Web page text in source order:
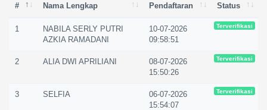
# Nama Lengkap
Pendaftaran
Status
1
NABILA SERLY PUTRI
AZKIA RAMADANI
10-07-2026
09:58:51
Terverifikasi
2 ALIA DWI APRILIANI
08-07-2026
15:50:26
Terverifikasi
3 SELFIA
06-07-2026
15:54:07
Terverifikasi